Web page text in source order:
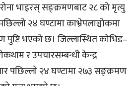
भाइरस् सङ्क्रमणबाट २८ को मृत्यु
२४ घण्टामा काभ्रेपलाञ्चोकमा
पुष्टि भएको छ। जिल्लास्थित कोभिड–
र उपचारसम्बन्धी केन्द्र
पछिल्लो २४ घण्टामा २७३ सङ्क्रमण